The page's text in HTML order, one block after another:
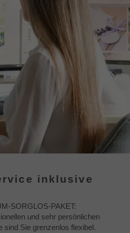
inklusive
SORGLOS-PAKET:
und sehr persönlichen
sind Sie grenzenlos flexibel.